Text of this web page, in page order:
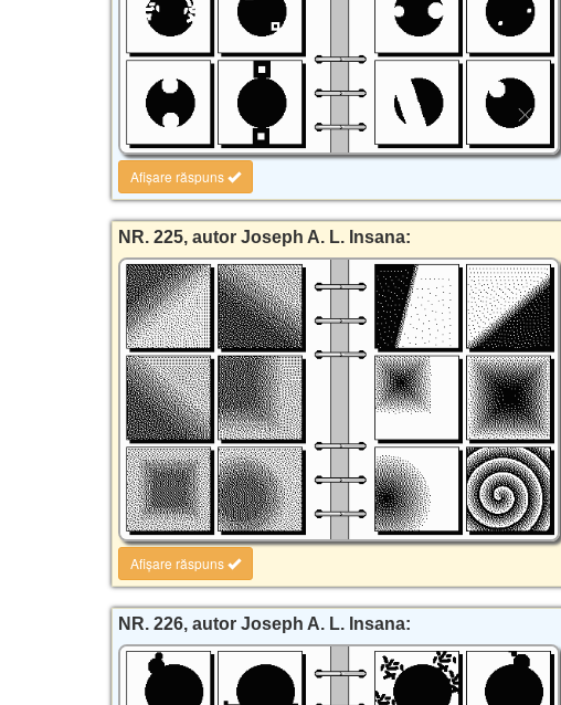
Afișare răspuns
NR. 225, autor Joseph A. L. Insana:
Afișare răspuns
NR. 226, autor Joseph A. L. Insana: